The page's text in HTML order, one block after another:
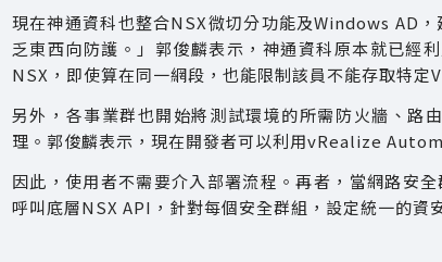
現在神通資科也整合NSX微切分功能及Windows AD
乏東西向防護。」郭俊麟表示，神通資科原本就已經
NSX，即使算在同一網段，也能限制該員不能存取特定
另外，各事業群也開始將測試環境的所需防火牆、路
理。郭俊麟表示，現在開發者可以利用vRealize
因此，使用者不需要介入部署流程。再者，當網路
呼叫底層NSX API，針對每個安全群組，設定統一的資